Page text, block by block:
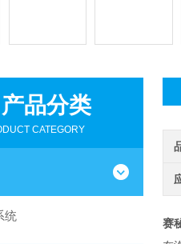
产品分类
CATEGORY
统
赛